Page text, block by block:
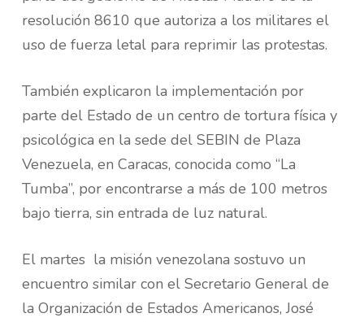
resolución 8610 que autoriza a los militares el
uso de fuerza letal para reprimir las protestas.
También explicaron la implementación por
parte del Estado de un centro de tortura física y
psicológica en la sede del SEBIN de Plaza
Venezuela, en Caracas, conocida como “La
Tumba”, por encontrarse a más de 100 metros
bajo tierra, sin entrada de luz natural.
El martes la misión venezolana sostuvo un
encuentro similar con el Secretario General de
la Organización de Estados Americanos, José